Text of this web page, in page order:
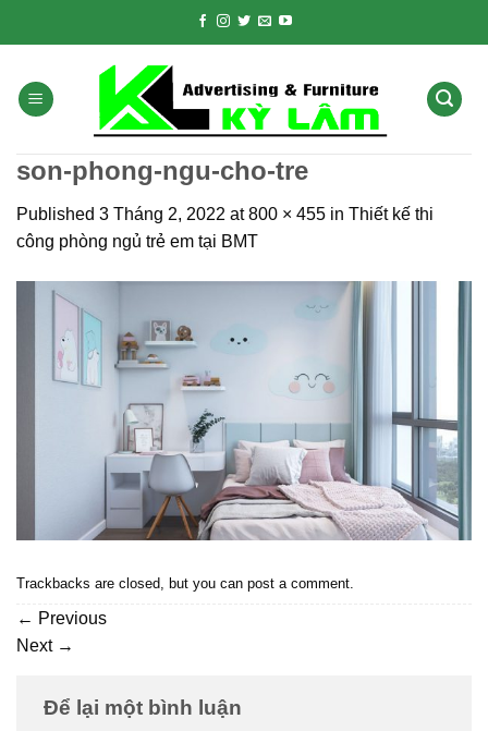
son-phong-ngu-cho-tre
Published 3 Tháng 2, 2022 at800 × 455 in Thiết kế thi
công phòng ngủ trẻ em tại BMT
Trackbacks are closed, but you can post a comment
← Previous
Next →
Để lại một bình luận